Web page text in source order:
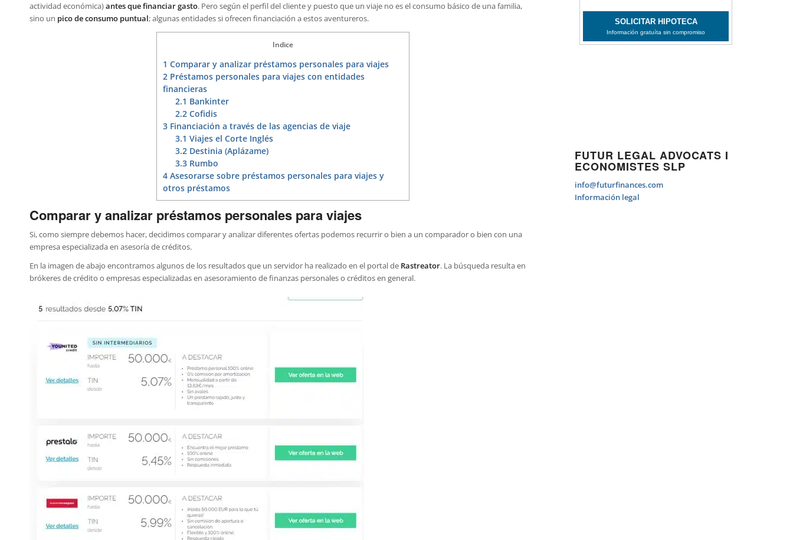
actividad económica)antes que financiar gasto. Pero según el perfil del cliente y puesto que un viaje no es el consumo básico de una familia,
sino un pico de consumo puntual; algunas entidades si ofrecen financiación a estos aventureros.
Indice
1 Comparar y analizar préstamos personales para viajes
2Préstamos personales para viajes con entidades
financieras
2.1 Bankinter
2.2Cofidis
3Financiación a través de las agencias de viaje
3.1 Viajes el Corte Inglés
3.2Destinia (Aplázame)
3.3Rumbo
4Asesorarse sobre préstamos personales para viajes y
otros préstamos
Comparar y analizar préstamos personales para viajes
Si, como siempre debemos hacer, decidimos comparar y analizar diferentes ofertas podemos recurrir o bien a un comparador o bien con una
empresa especializada en asesoría de créditos.
En la imagen de abajo encontramos algunos de los resultados que un servidor ha realizado en el portal de Rastreator. La búsqueda resulta en
brókeres de crédito o empresas especializadas en asesoramiento de finanzas personales o créditos en general.
FUTUR LEGAL ADVOCATS I
ECONOMISTES SLP
info@futurfinances.com
Información legal